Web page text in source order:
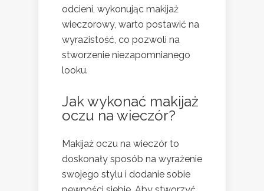
odcieni, wykonując makijaż
wieczorowy, warto postawić na
wyrazistość, co pozwoli na
stworzenie niezapomnianego
looku.
Jak wykonać makijaż
oczu na wieczór?
Makijaż oczu na wieczór to
doskonały sposób na wyrażenie
swojego stylu i dodanie sobie